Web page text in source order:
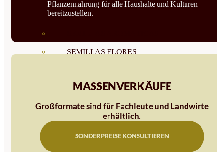
HOJA
SEMILLAS FLORES
COMESTIBLES
SEMILLAS TRADICIONALES
Pflanzennahrung für alle Haushalte und Kulturen
bereitzustellen.
MASSENVERKÄUFE
Großformate sind für Fachleute und Landwirte
erhältlich.
SONDERPREISE KONSULTIEREN